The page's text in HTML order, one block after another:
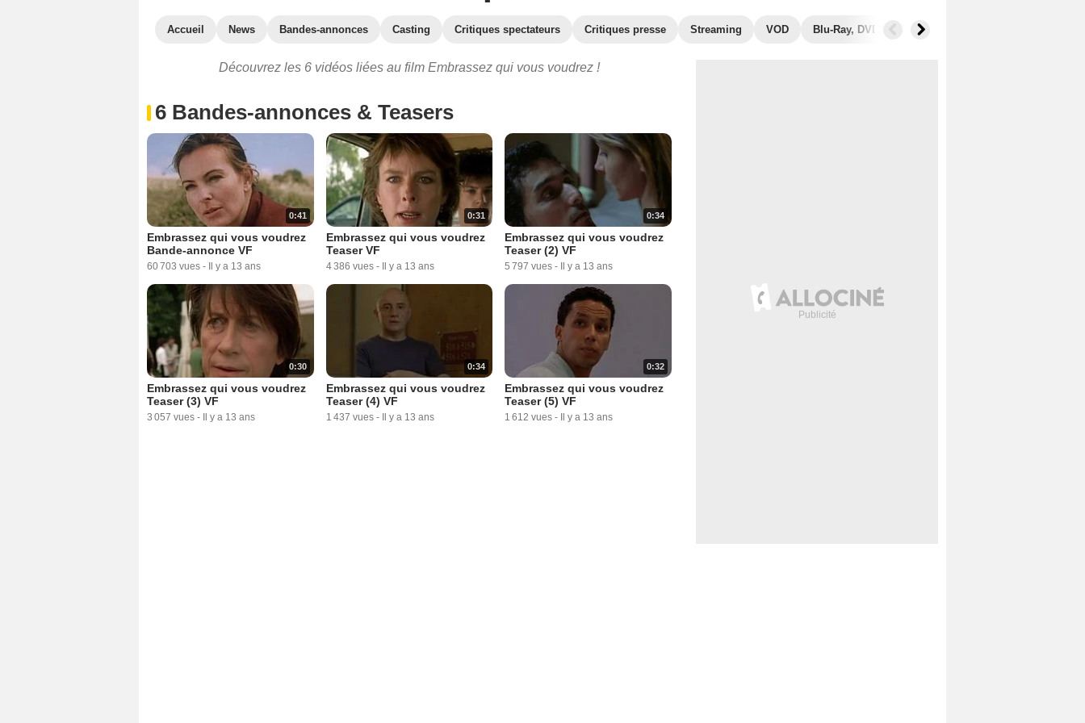
Accueil News Bandes-annonces Casting Critiques spectateurs Critiques presse Streaming VOD Blu-Ray, DVD Photos
Découvrez les 6 vidéos liées au film Embrassez qui vous voudrez !
6 Bandes-annonces & Teasers
0:41
Embrassez qui vous voudrez
Bande-annonce VF
60 703 vues - Il y a 13 ans
0:31
Embrassez qui vous voudrez
Teaser VF
4 386 vues - Il y a 13 ans
0:34
Embrassez qui vous voudrez
Teaser (2) VF
5 797 vues - Il y a 13 ans
0:30
Embrassez qui vous voudrez
Teaser (3) VF
3 057 vues - Il y a 13 ans
0:34
Embrassez qui vous voudrez
Teaser (4) VF
1 437 vues - Il y a 13 ans
0:32
Embrassez qui vous voudrez
Teaser (5) VF
1 612 vues - Il y a 13 ans